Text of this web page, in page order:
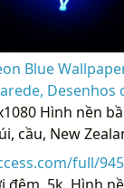
Blue
Desenhos
Hình nền
cầu, New
full/